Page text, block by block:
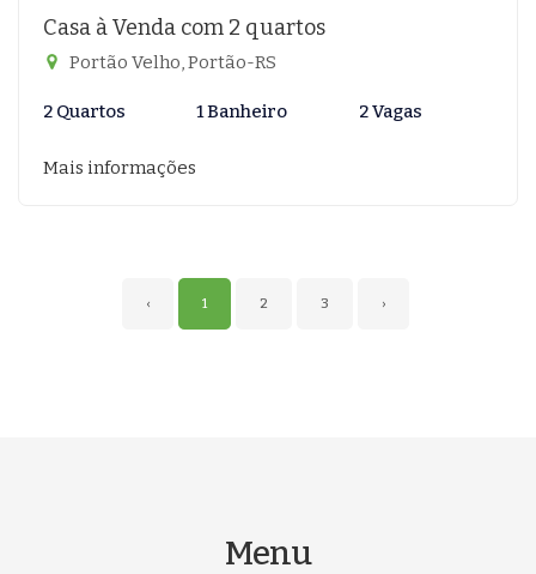
Casa à Venda com 2 quartos
Portão Velho, Portão-RS
2 Quartos 1 Banheiro 2 Vagas
Mais informações
‹ 1 2 3 ›
Menu